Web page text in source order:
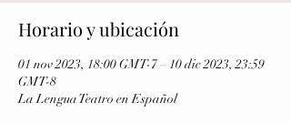
Horario y ubicación
01 nov 2023, 18:00 GMT-7 – 10 dic 2023, 23:59
GMT-8
La Lengua Teatro en Español